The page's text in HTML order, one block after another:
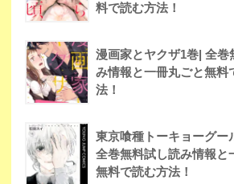
料で読む方法！
漫画家とヤクザ1巻| 全巻
み情報と一冊丸ごと無料
法！
東京喰種トーキョーグー
全巻無料試し読み情報と
無料で読む方法！